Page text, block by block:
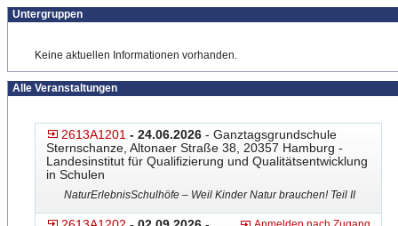
Untergruppen
Keine aktuellen Informationen vorhanden.
Alle Veranstaltungen
2613A1201 - 24.06.2026 - Ganztagsgrundschule
Sternschanze, Altonaer Straße 38, 20357 Hamburg -
Landesinstitut für Qualifizierung und Qualitätsentwicklung
in Schulen
NaturErlebnisSchulhöfe – Weil Kinder Natur brauchen! Teil II